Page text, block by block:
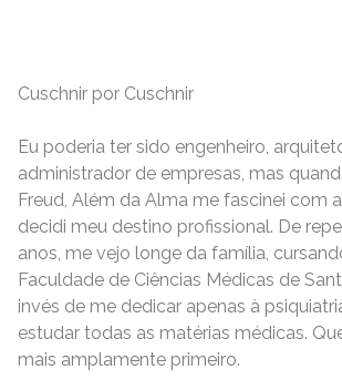
Cuschnir por Cuschnir
Eu poderia ter sido engenheiro,
administrador de empresas, mas
Freud, Além da Alma me fascinei com
decidi meu destino profissional. De
anos, me vejo longe da família,
Faculdade de Ciências Médicas de
invés de me dedicar apenas à
estudar todas as matérias médicas.
mais amplamente primeiro.